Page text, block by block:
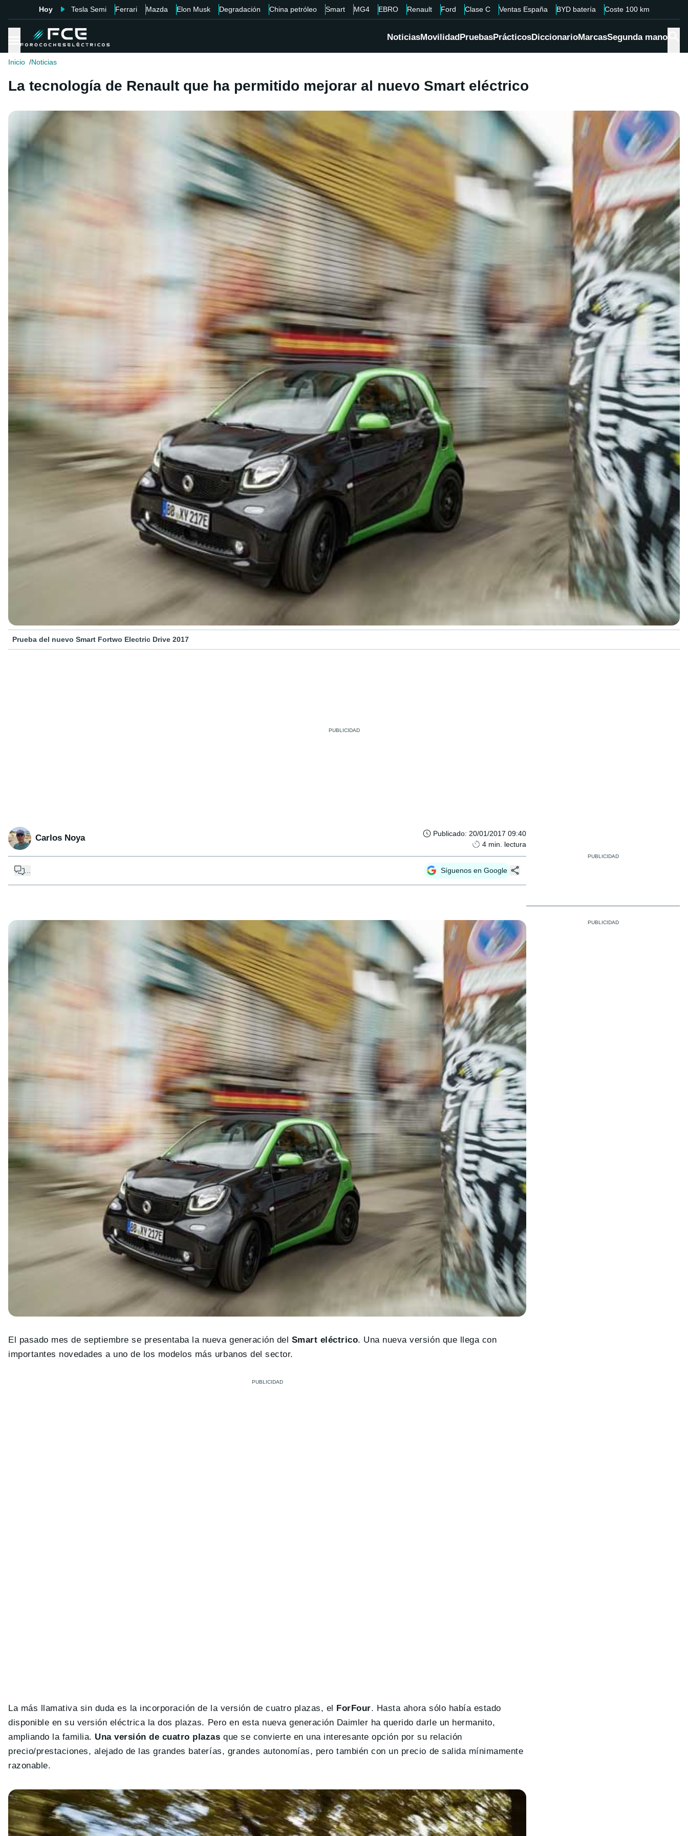
Hoy Tesla Semi Ferrari Mazda Elon Musk Degradación China petróleo Smart MG4 EBRO Renault Ford Clase C Ventas España BYD batería Coste 100 km
NoticiasMovilidadPruebasPrácticosDiccionarioMarcasSegunda mano
Inicio Noticias
La tecnología de Renault que ha permitido mejorar al nuevo Smart eléctrico
Prueba del nuevo Smart Fortwo Electric Drive 2017
Carlos Noya Publicado: 20/01/2017 09:40
4 min. lectura
Síguenos en Google
El pasado mes de septiembre se presentaba la nueva generación del Smart eléctrico. Una nueva versión que llega con
importantes novedades a uno de los modelos más urbanos del sector.
La más llamativa sin duda es la incorporación de la versión de cuatro plazas, el ForFour. Hasta ahora sólo había estado
disponible en su versión eléctrica la dos plazas. Pero en esta nueva generación Daimler ha querido darle un hermanito,
ampliando la familia. Una versión de cuatro plazas que se convierte en una interesante opción por su relación
precio/prestaciones, alejado de las grandes baterías, grandes autonomías, pero también con un precio de salida mínimamente
razonable.